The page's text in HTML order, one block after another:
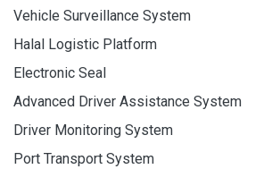
Vehicle Surveillance System
Halal Logistic Platform
Electronic Seal
Advanced Driver Assistance System
Driver Monitoring System
Port Transport System